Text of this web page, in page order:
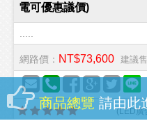
電可優惠議價)
網路價： NT$73,600 建議
(LED廣
商品總覽 請由此